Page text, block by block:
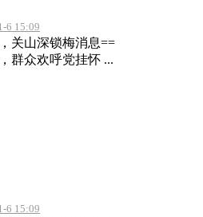
6 15:09
关山深锁梅消息==
群众欢呼党挂怀 ...
6 15:09